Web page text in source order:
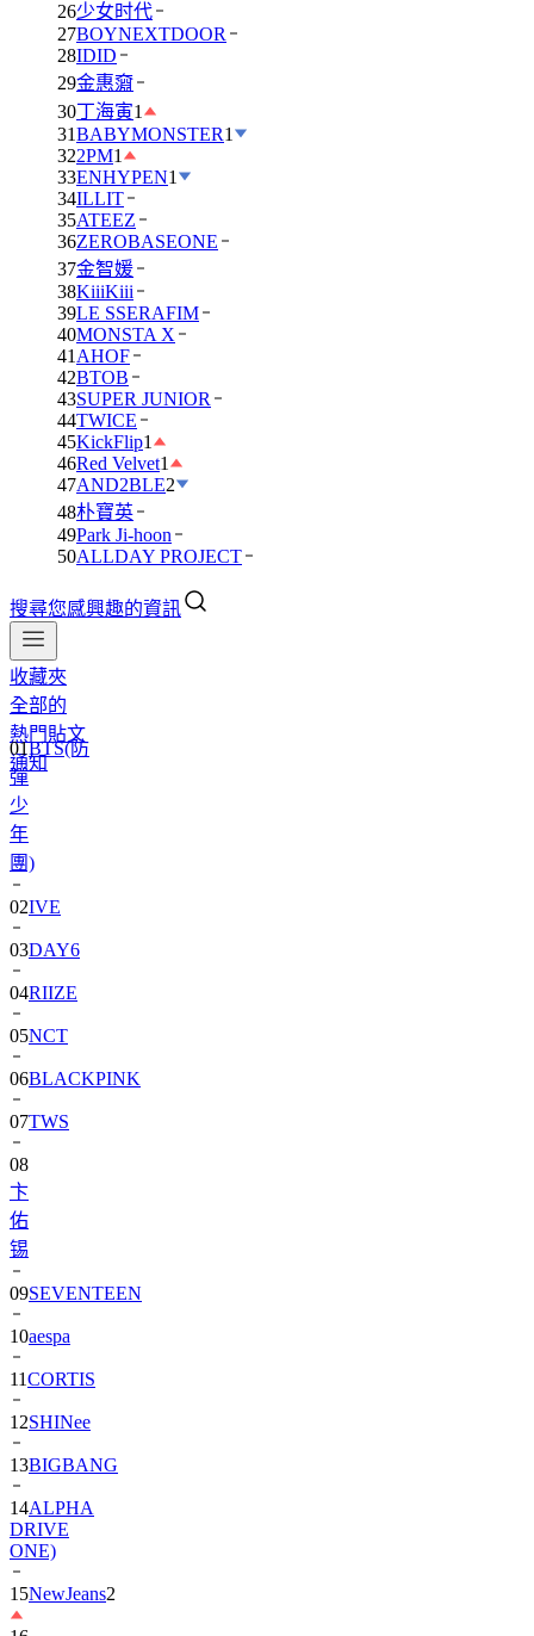
26少女时代
27BOYNEXTDOOR
28IDID
29金惠奫
30丁海寅1
31BABYMONSTER1
322PM1
33ENHYPEN1
34ILLIT
35ATEEZ
36ZEROBASEONE
37金智媛
38KiiiKiii
39LE SSERAFIM
40MONSTA X
41 AHOF
42BTOB
43SUPER JUNIOR
44TWICE
45KickFlip1
46Red Velvet1
47AND2BLE2
48朴寶英
49Park Ji-hoon
50ALLDAY PROJECT
搜尋您感興趣的資訊
收藏夾
全部的
熱門貼文
通知
01BTS(防
彈
少
年
團)
02IVE
03DAY6
04RIIZE
05NCT
06BLACKPINK
07TWS
08
卞
佑
锡
09SEVENTEEN
10aespa
11CORTIS
12SHINee
13BIGBANG
14ALPHA
DRIVE
ONE)
15NewJeans2